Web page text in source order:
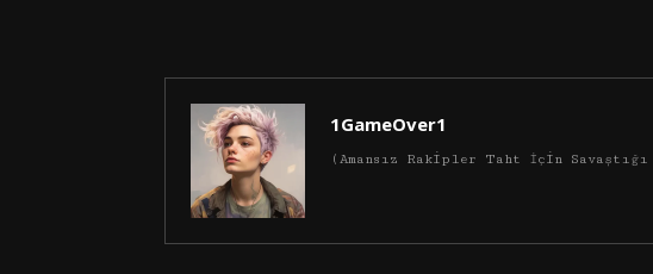
1GameOver1
(Amansız Rakipler Taht İçin Savaştığı